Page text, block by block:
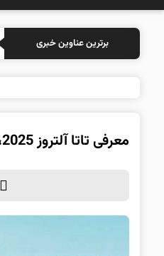
برترین عناوین خبری
معرفی تاتا آلتروز 2025، هاچ‌بک اقتصادی با قیمت 8 هزار دلار!